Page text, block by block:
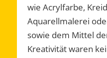
wie Acrylfarbe,
Aquarellmalerei
sowie dem Mittel
Kreativität waren